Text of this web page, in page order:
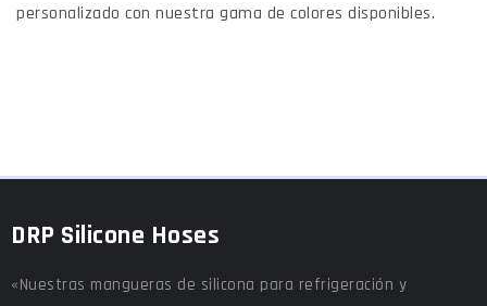
personalizado con nuestra gama de colores disponibles.
DRP Silicone Hoses
«Nuestras mangueras de silicona para refrigeración y